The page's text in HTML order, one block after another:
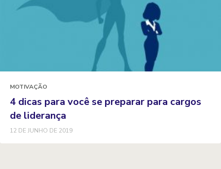
MOTIVAÇÃO
4 dicas para você se preparar para cargos
de liderança
12 DE JUNHO DE 2019